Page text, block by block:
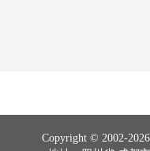
Copyright © 2002-